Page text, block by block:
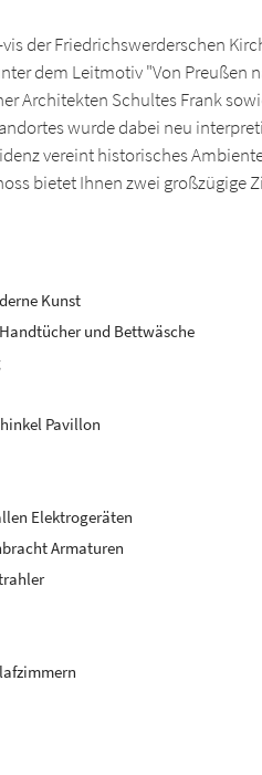
der Friedrichswerderschen
dem Leitmotiv "Von Preußen
Architekten Schultes Frank
wurde dabei neu
vereint historisches
bietet Ihnen zwei
Kunst
und Bettwäsche
Pavillon
Elektrogeräten
Armaturen